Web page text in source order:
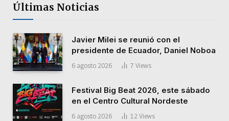
Últimas Noticias
Javier Milei se reunió con el
presidente de Ecuador, Daniel Noboa
6 agosto 2026 7 Views
Festival Big Beat 2026, este sábado
en el Centro Cultural Nordeste
6 agosto 2026 12 Views